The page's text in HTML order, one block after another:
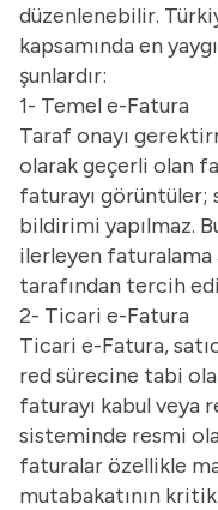
düzenlenebilir.
kapsamında en
şunlardır:
1- Temel e-Fatura
Taraf onayı
olarak geçerli olan
faturayı görüntüler;
bildirimi yapılmaz.
ilerleyen faturalama
tarafından tercih
2- Ticari e-Fatura
Ticari e-Fatura,
red sürecine tabi
faturayı kabul veya
sisteminde resmi
faturalar özellikle
mutabakatının